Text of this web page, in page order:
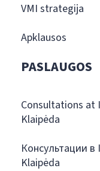
VMI strategija
Apklausos
PASLAUGOS
Consultations at
Klaipėda
Консультации
Klaipėda